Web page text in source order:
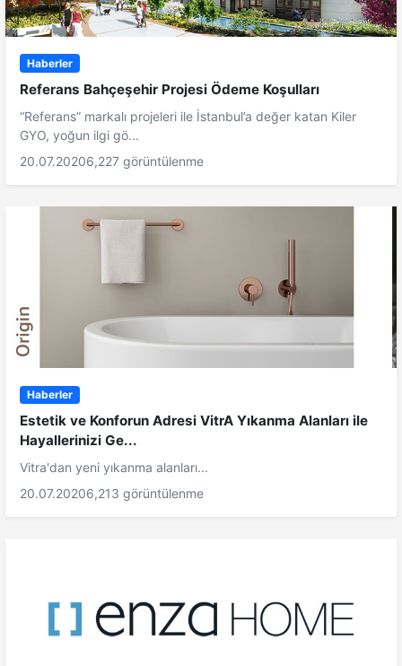
Haberler
Referans Bahçeşehir Projesi Ödeme Koşulları
“Referans” markalı projeleri ile İstanbul’a değer katan Kiler
GYO, yoğun ilgi gö...
20.07.20206,227 görüntülenme
Haberler
Estetik ve Konforun Adresi VitrA Yıkanma Alanları ile
Hayallerinizi Ge...
Vitra'dan yeni yıkanma alanları...
20.07.20206,213 görüntülenme